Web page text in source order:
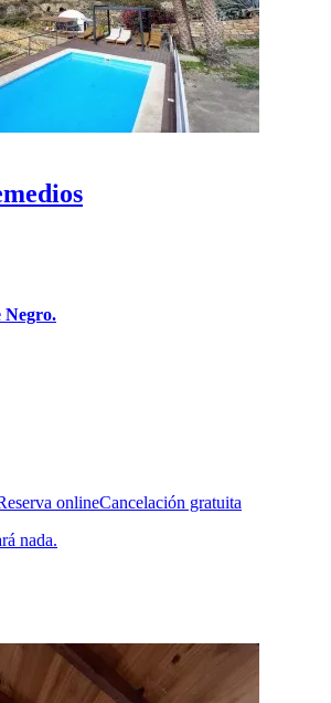
Negro.
onlineCancelación gratuita
nada.